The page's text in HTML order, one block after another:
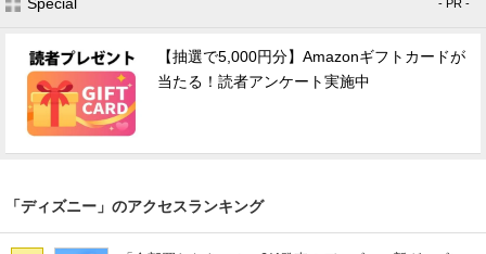
- PR -
【抽選で5,000円分】Amazonギフトカードが
当たる！読者アンケート実施中
「ディズニー」のアクセスランキング